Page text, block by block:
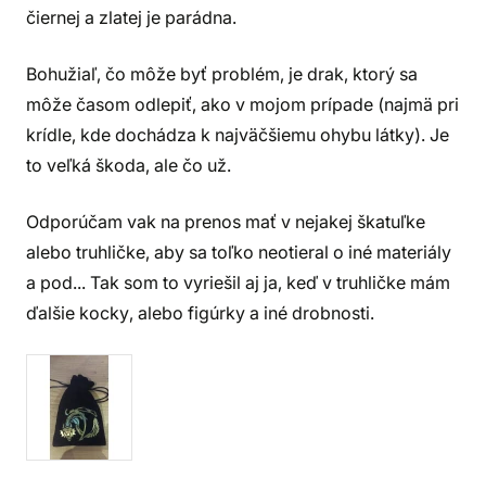
čiernej a zlatej je parádna.
Bohužiaľ, čo môže byť problém, je drak, ktorý sa
môže časom odlepiť, ako v mojom prípade (najmä pri
krídle, kde dochádza k najväčšiemu ohybu látky). Je
to veľká škoda, ale čo už.
Odporúčam vak na prenos mať v nejakej škatuľke
alebo truhličke, aby sa toľko neotieral o iné materiály
a pod... Tak som to vyriešil aj ja, keď v truhličke mám
ďalšie kocky, alebo figúrky a iné drobnosti.